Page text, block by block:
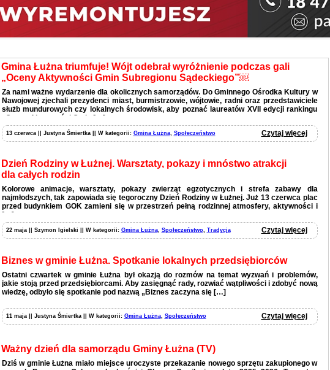
Gmina Łużna triumfuje! Wójt odebrał wyróżnienie podczas gali
„Oceny Aktywności Gmin Subregionu Sądeckiego”￼
Za nami ważne wydarzenie dla okolicznych samorządów. Do Gminnego Ośrodka Kultury w
Nawojowej zjechali prezydenci miast, burmistrzowie, wójtowie, radni oraz przedstawiciele
służb mundurowych czy lokalnych środowisk, aby poznać laureatów XVII edycji rankingu
„Oceny Aktywności Gmin […]
13 czerwca || Justyna Śmiertka || W kategorii: Gmina Łużna, Społeczeństwo Czytaj więcej
Dzień Rodziny w Łużnej. Warsztaty, pokazy i mnóstwo atrakcji
dla całych rodzin
Kolorowe animacje, warsztaty, pokazy zwierząt egzotycznych i strefa zabawy dla
najmłodszych, tak zapowiada się tegoroczny Dzień Rodziny w Łużnej. Już 13 czerwca plac
przed budynkiem GOK zamieni się w przestrzeń pełną rodzinnej atmosfery, aktywności i
[…]
22 maja || Szymon Igielski || W kategorii: Gmina Łużna, Społeczeństwo, Tradycja Czytaj więcej
Biznes w gminie Łużna. Spotkanie lokalnych przedsiębiorców
Ostatni czwartek w gminie Łużna był okazją do rozmów na temat wyzwań i problemów,
jakie stoją przed przedsiębiorcami. Aby zasięgnąć rady, rozwiać wątpliwości i zdobyć nową
wiedzę, odbyło się spotkanie pod nazwą „Biznes zaczyna się […]
11 maja || Justyna Śmiertka || W kategorii: Gmina Łużna, Społeczeństwo Czytaj więcej
Ważny dzień dla samorządu Gminy Łużna (TV)
Dziś w gminie Łużna miało miejsce uroczyste przekazanie nowego sprzętu zakupionego w